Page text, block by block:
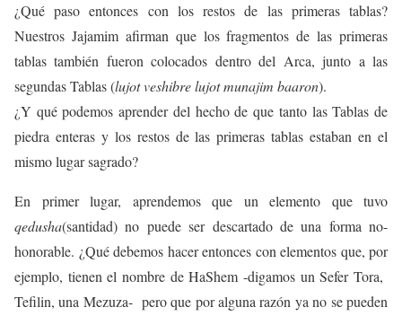
¿Qué paso entonces con los restos de las primeras tablas?
Nuestros Jajamim afirman que los fragmentos de las primeras
tablas también fueron colocados dentro del Arca, junto a las
segundas Tablas (lujot veshibre lujot munajim baaron).
¿Y qué podemos aprender del hecho de que tanto las Tablas de
piedra enteras y los restos de las primeras tablas estaban en el
mismo lugar sagrado?
En primer lugar, aprendemos que un elemento que tuvo
qedusha(santidad) no puede ser descartado de una forma no-
honorable. ¿Qué debemos hacer entonces con elementos que, por
ejemplo, tienen el nombre de HaShem -digamos un Sefer Tora,
Tefilin, una Mezuza- pero que por alguna razón ya no se pueden